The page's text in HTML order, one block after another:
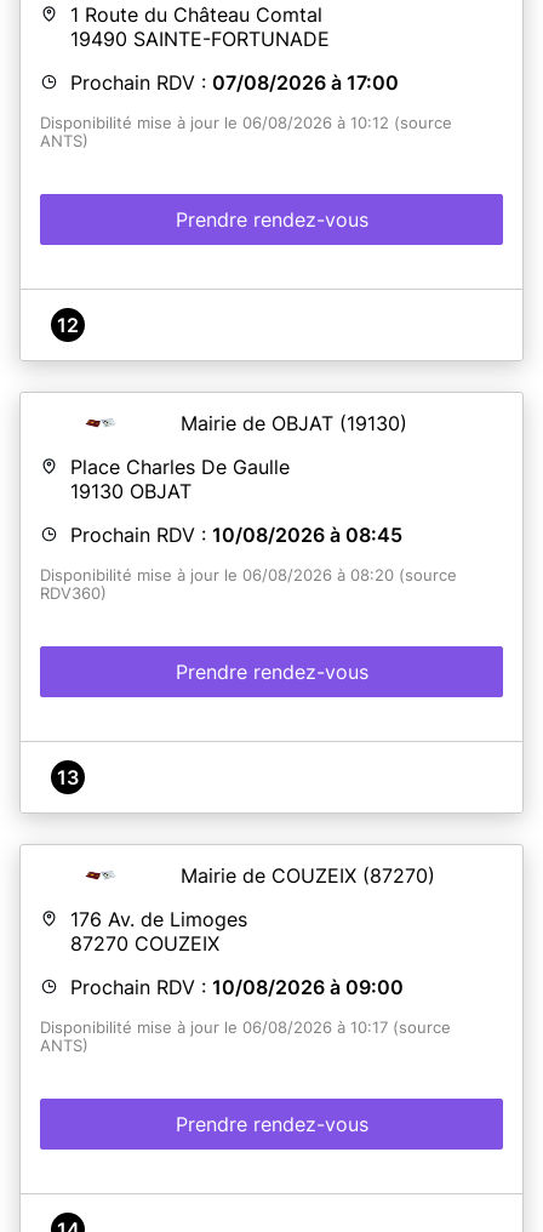
1 Route du Château Comtal
19490 SAINTE-FORTUNADE
Prochain RDV : 07/08/2026 à 17:00
Disponibilité mise à jour le 06/08/2026 à 10:12 (source
ANTS)
Prendre rendez-vous
12
Mairie de OBJAT (19130)
Place Charles De Gaulle
19130 OBJAT
Prochain RDV : 10/08/2026 à 08:45
Disponibilité mise à jour le 06/08/2026 à 08:20 (source
RDV360)
Prendre rendez-vous
13
Mairie de COUZEIX (87270)
176 Av. de Limoges
87270 COUZEIX
Prochain RDV : 10/08/2026 à 09:00
Disponibilité mise à jour le 06/08/2026 à 10:17 (source
ANTS)
Prendre rendez-vous